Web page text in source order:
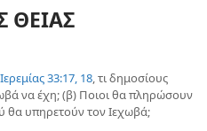
ΘΕΙΑΣ
Ιερεμίας 33:17, 18, τι δημοσίους
να έχη; (β) Ποιοι θα πληρώσουν
θα υπηρετούν τον Ιεχωβά;